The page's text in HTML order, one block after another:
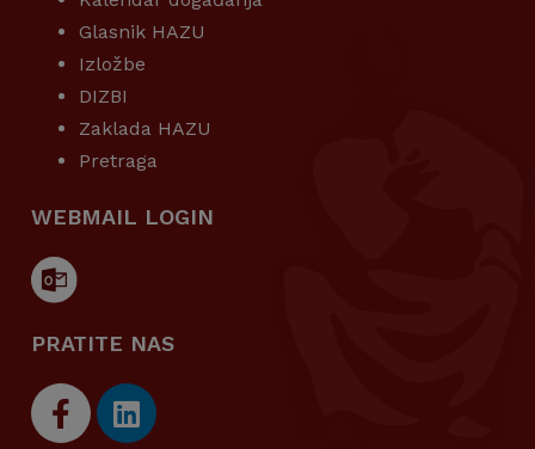
Glasnik HAZU
Izložbe
DIZBI
Zaklada HAZU
Pretraga
WEBMAIL LOGIN
PRATITE NAS